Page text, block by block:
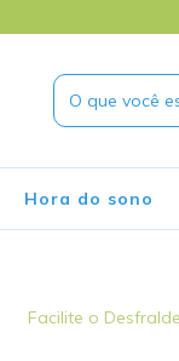
Hora do sono
Facilite o